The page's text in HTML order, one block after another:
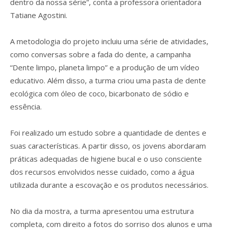
Tatiane Agostini.
A metodologia do projeto incluiu uma série de atividades,
como conversas sobre a fada do dente, a campanha
“Dente limpo, planeta limpo” e a produção de um vídeo
educativo. Além disso, a turma criou uma pasta de dente
ecológica com óleo de coco, bicarbonato de sódio e
essência.
Foi realizado um estudo sobre a quantidade de dentes e
suas características. A partir disso, os jovens abordaram
práticas adequadas de higiene bucal e o uso consciente
dos recursos envolvidos nesse cuidado, como a água
utilizada durante a escovação e os produtos necessários.
No dia da mostra, a turma apresentou uma estrutura
completa, com direito a fotos do sorriso dos alunos e uma